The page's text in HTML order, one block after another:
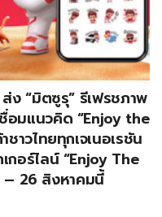
ง “มิตซูรุ” รีเฟรชภาพ
มแนวคิด “Enjoy the
าวไทยทุกเจเนอเรชัน
อร์ไลน์ “Enjoy The
26 สิงหาคมนี้